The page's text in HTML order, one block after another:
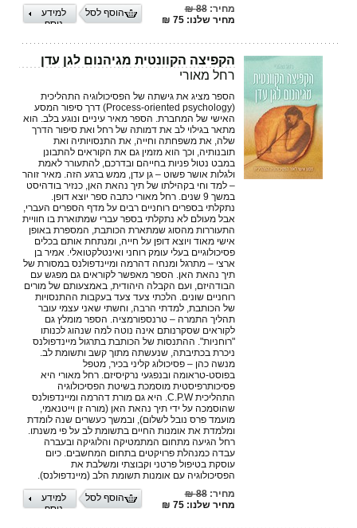
מחיר:88 ₪
מחיר שלנו: 75 ₪
למידע
נוסף
הוסף לסל
הקפיצה הקוונטית מגיהנום לגן עדן
רחל מאורי
הספר מציג את גישתה של הפסיכולוגיה התהליכית
(Process-oriented psychology) דרך סיפור המסע
האישי של המחברת. הספר מאיר עיניים ונוגע בלב. הוא
מתאר בגילוי לב את דמותה של רחל ואת סיפור הדרך
שלה, את משפחתה וחייה, את התנסויותיה ואת
תובנותיה, וכך הוא מזמין גם את הקוראים להתבונן
במבט נטול פניות בחייהם ובדרכם, להתעורר לאמת
ולגלות אושר פשוט – גן עדן, ממש ברגע הזה. מאיר זוהר
– למד וחי בקהילתו של תיך נהאת האן, כנזיר בודהיסט
במשך 9 שנים. רחל מאורי כתבה ספר יוצא דופן.
נתקלתי בספרים רוחניים רבים על מדף הספרים העברי,
אבל מעולם לא נתקלתי בספר עברי שמתוארת בו חוויית
התעוררות מהסוג שמתארת הכותבת, המספרת באופן
אישי מאוד ויוצא דופן על חייה, ומנתחת אותם בכלים
פסיכולוגיים בעלי עומק רוחני ואינטלקטואלי. אמיר בן
ארצי – מתרגל ומנחה דהרמה ומיינדפולנס במסורת של
תיך נהאת האן. הספר מאפשר לקוראים גם מפגש עם
הבודהיזם, ועם הקבלה היהודית, באמצעותם של מורים
רוחניים שונים. הלכתי צעד צעד בעקבות ההתנסויות
של הכותבת, למדתי הרבה, וחשתי שאני עצמי עובר
תהליך התמרה – טרנספורמציה. הספר מומלץ גם
לקוראים שסקרנותם אינה נוטה למה שנהוג לכנותו
"רוחניות". ההתנסות של הכותבת בתרגול מיינדפולנס
ניכרת בכתיבתה, שנעשתה מתוך קשב ותשומת לב.
מנשה כהן – פסיכולוג קליני בכיר, מטפל
בפוסט-טראומה ובנפגעי נרקיסיזם. רחל מאורי היא
פסיכותרפיסטית מוסמכת בשיטת הפסיכולוגיה
התהליכית C.P.W. היא גם מורת דהרמה ומיינדפולנס
שהוסמכה על ידי תיך נהאת האן (מורה זן וייטנאמי,
מועמד פרס נובל לשלום), ובמשך כעשרים שנה לומדת
ומלמדת את אומנות החיים בתשומת לב על פי משנתו.
רחל הגיעה מתחום המתמטיקה והלוגיקה ובעברה
עבדה כמנהלת פרויקטים בתחום המחשבים. כיום
עוסקת בטיפול פרטני וקבוצתי ומשלבת את
הפסיכולוגיה עם אומנות תשומת הלב (מיינדפולנס).
מחיר:88 ₪
מחיר שלנו: 75 ₪
למידע
נוסף
הוסף לסל